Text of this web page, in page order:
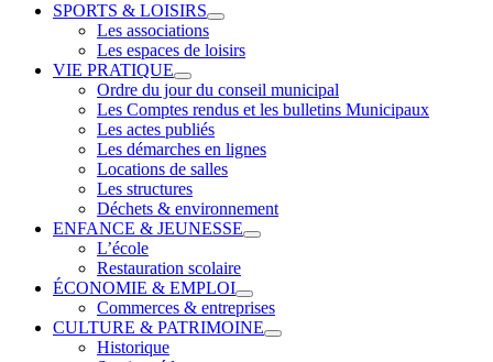
SPORTS & LOISIRS
Les associations
Les espaces de loisirs
VIE PRATIQUE
Ordre du jour du conseil municipal
Les Comptes rendus et les bulletins Municipaux
Les actes publiés
Les démarches en lignes
Locations de salles
Les structures
Déchets & environnement
ENFANCE & JEUNESSE
L’école
Restauration scolaire
ÉCONOMIE & EMPLOI
Commerces & entreprises
CULTURE & PATRIMOINE
Historique